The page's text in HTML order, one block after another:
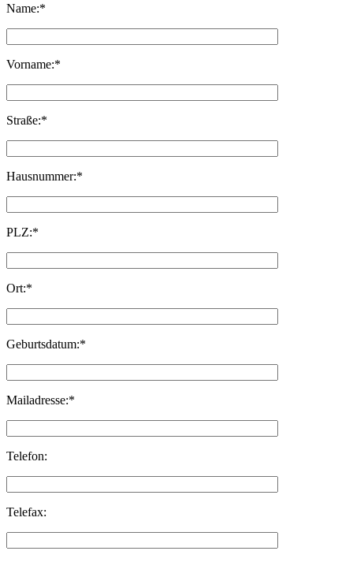
Name:*
Vorname:*
Straße:*
Hausnummer:*
PLZ:*
Ort:*
Geburtsdatum:*
Mailadresse:*
Telefon:
Telefax: